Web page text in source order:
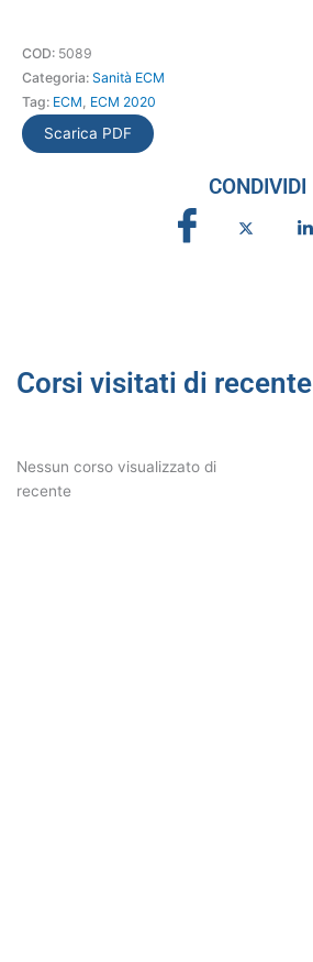
COD: 5089
Categoria: Sanità ECM
Tag: ECM, ECM 2020
Scarica PDF
CONDIVIDI
Corsi visitati di recente
Nessun corso visualizzato di
recente